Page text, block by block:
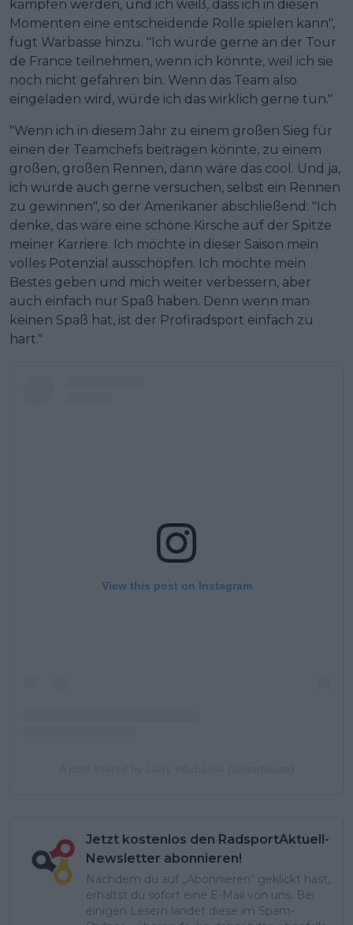
kämpfen werden, und ich weiß, dass ich in diesen
Momenten eine entscheidende Rolle spielen kann",
fügt Warbasse hinzu. "Ich würde gerne an der Tour
de France teilnehmen, wenn ich könnte, weil ich sie
noch nicht gefahren bin. Wenn das Team also
eingeladen wird, würde ich das wirklich gerne tun."
"Wenn ich in diesem Jahr zu einem großen Sieg für
einen der Teamchefs beitragen könnte, zu einem
großen, großen Rennen, dann wäre das cool. Und ja,
ich würde auch gerne versuchen, selbst ein Rennen
zu gewinnen", so der Amerikaner abschließend: "Ich
denke, das wäre eine schöne Kirsche auf der Spitze
meiner Karriere. Ich möchte in dieser Saison mein
volles Potenzial ausschöpfen. Ich möchte mein
Bestes geben und mich weiter verbessern, aber
auch einfach nur Spaß haben. Denn wenn man
keinen Spaß hat, ist der Profiradsport einfach zu
hart."
View this post on Instagram
Jetzt kostenlos den RadsportAktuell-
Newsletter abonnieren!
Nachdem du auf „Abonnieren“ geklickt hast,
erhältst du sofort eine E-Mail von uns. Bei
einigen Lesern landet diese im Spam-